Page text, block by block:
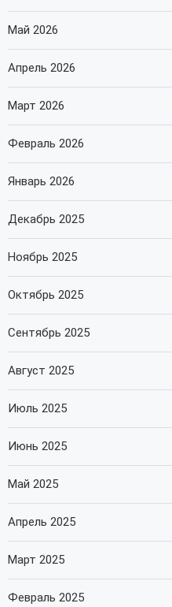
Май 2026
Апрель 2026
Март 2026
Февраль 2026
Январь 2026
Декабрь 2025
Ноябрь 2025
Октябрь 2025
Сентябрь 2025
Август 2025
Июль 2025
Июнь 2025
Май 2025
Апрель 2025
Март 2025
Февраль 2025